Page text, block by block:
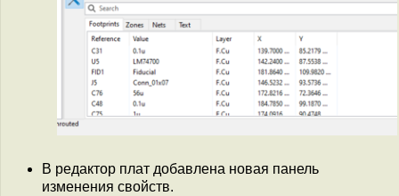
В редактор плат добавлена новая панель
изменения свойств.